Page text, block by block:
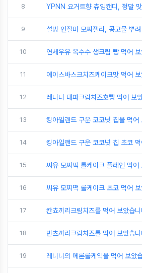
8 YPNN 요거트향 츄잉캔디, 정말
9 설빙 인절미 모찌젤리, 콩고물 뿌
10 연세우유 옥수수 생크림 빵 먹어
11 에이스바스크치즈케이크맛 먹어
12 레니니 대파크림치즈호빵 먹어 보
13 킹아일랜드 구운 코코넛 칩을 먹어
14 킹아일랜드 구운 코코넛 칩 초코
15 씨유 모찌떡 롤케이크 플레인 먹어
16 씨유 모찌떡 롤케이크 초코 먹어
17 칸쵸끼리크림치즈를 먹어 보았습
18 빈츠끼리크림치즈를 먹어 보았습
19 레니니의 메론롤케익을 먹어 보았